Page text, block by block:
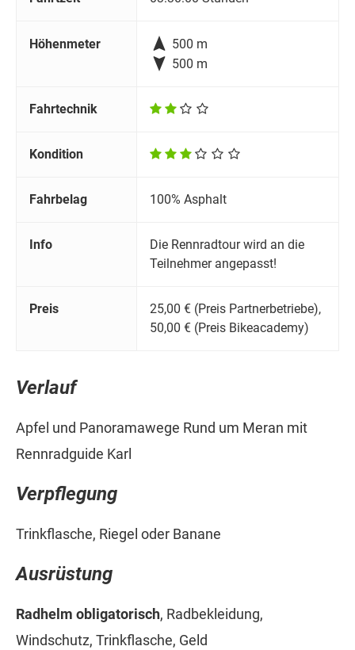
Höhenmeter  500 m
 500 m
Fahrtechnik
Kondition
Fahrbelag 100% Asphalt
Info
Die Rennradtour wird an die
Teilnehmer angepasst!
Preis
25,00 € (Preis Partnerbetriebe),
50,00 € (Preis Bikeacademy)
Verlauf
Apfel und Panoramawege Rund um Meran mit
Rennradguide Karl
Verpflegung
Trinkflasche, Riegel oder Banane
Ausrüstung
Radhelm obligatorisch, Radbekleidung,
Windschutz, Trinkflasche, Geld